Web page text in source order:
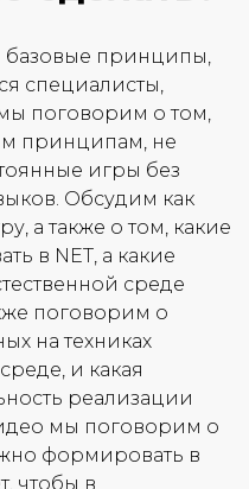
базовые принципы,
специалисты,
поговорим о том,
принципам, не
игры без
Обсудим как
а также о том, какие
в NET, а какие
среде
поговорим о
на техниках
и какая
реализации
мы поговорим о
формировать в
чтобы в